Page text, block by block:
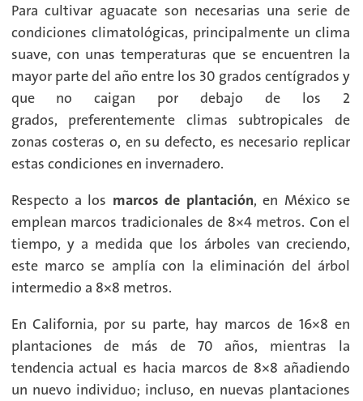
Para cultivar aguacate son necesarias una serie de
condiciones climatológicas, principalmente un clima
suave, con unas temperaturas que se encuentren la
mayor parte del año entre los 30 grados centígrados y
que no caigan por debajo de los 2
grados, preferentemente climas subtropicales de
zonas costeras o, en su defecto, es necesario replicar
estas condiciones en invernadero.
Respecto a los marcos de plantación, en México se
emplean marcos tradicionales de 8×4 metros. Con el
tiempo, y a medida que los árboles van creciendo,
este marco se amplía con la eliminación del árbol
intermedio a 8×8 metros.
En California, por su parte, hay marcos de 16×8 en
plantaciones de más de 70 años, mientras la
tendencia actual es hacia marcos de 8×8 añadiendo
un nuevo individuo; incluso, en nuevas plantaciones